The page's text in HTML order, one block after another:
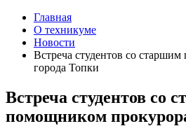
Главная
О техникуме
Новости
Встреча студентов со
города Топки
Встреча студентов со
помощником